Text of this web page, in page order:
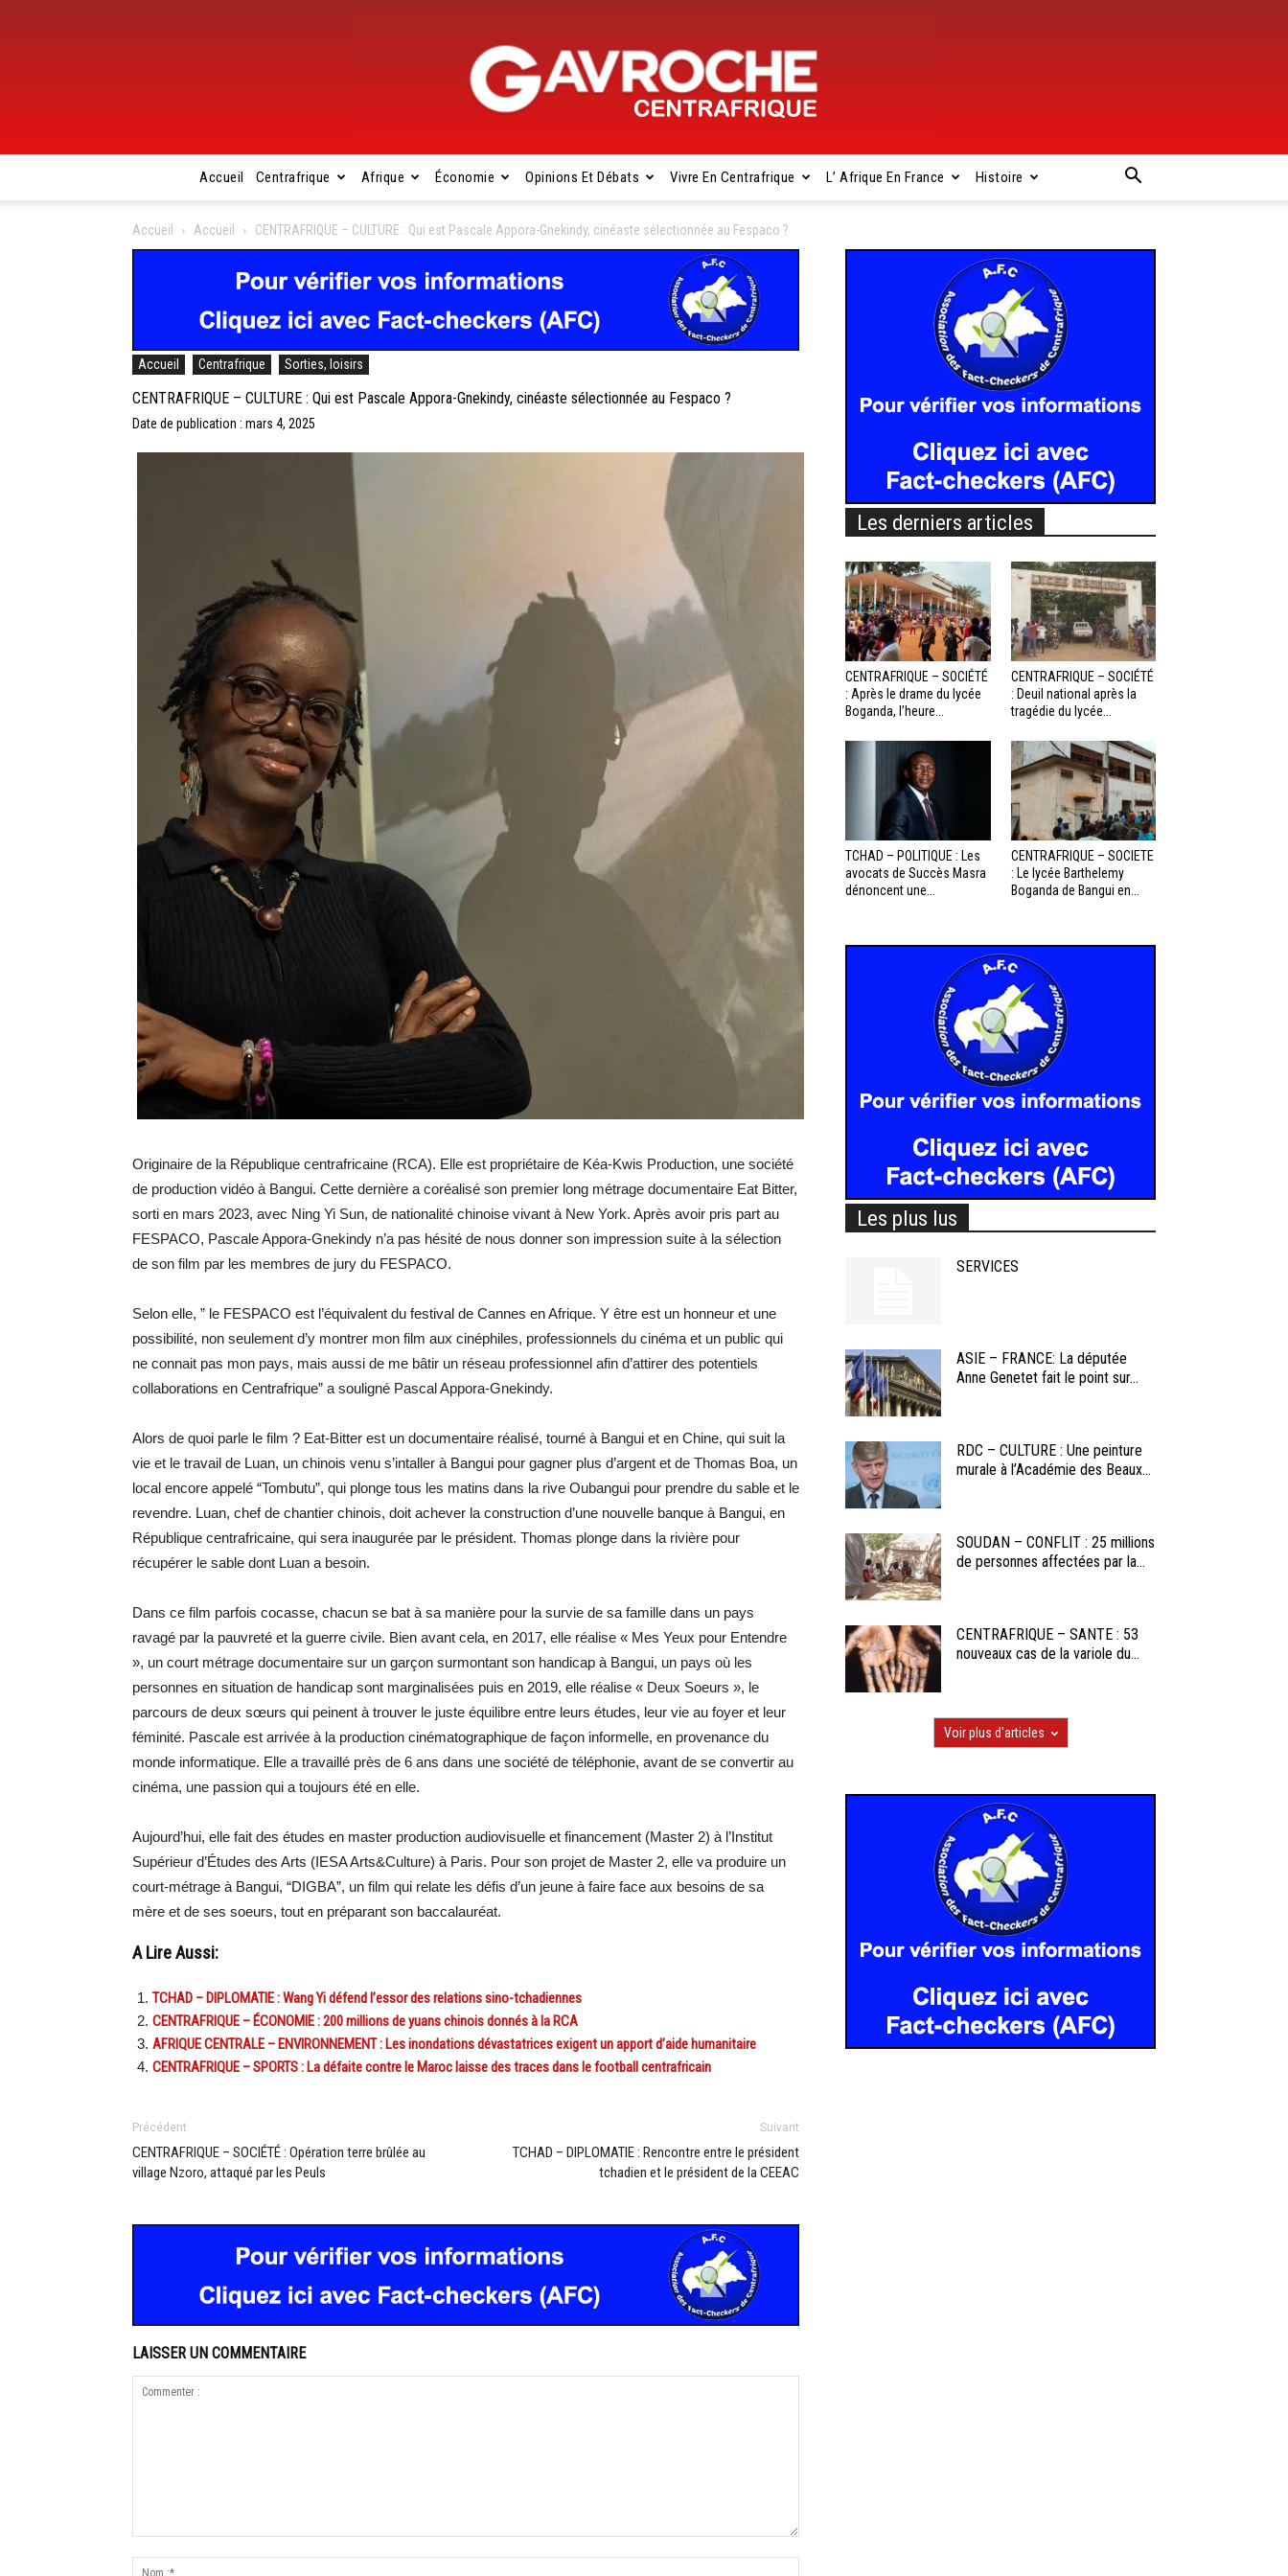
Centrafrique
Accueil Centrafrique Afrique Économie Opinions Et Débats Vivre En Centrafrique L’ Afrique En France Histoire
Accueil Accueil CENTRAFRIQUE – CULTURE : Qui est Pascale Appora-Gnekindy, cinéaste sélectionnée au Fespaco ?
Accueil Centrafrique Sorties, loisirs
CENTRAFRIQUE – CULTURE : Qui est Pascale Appora-Gnekindy, cinéaste sélectionnée au Fespaco ?
Date de publication : mars 4, 2025
Originaire de la République centrafricaine (RCA). Elle est propriétaire de Kéa-Kwis Production, une société
de production vidéo à Bangui. Cette dernière a coréalisé son premier long métrage documentaire Eat Bitter,
sorti en mars 2023, avec Ning Yi Sun, de nationalité chinoise vivant à New York. Après avoir pris part au
FESPACO, Pascale Appora-Gnekindy n’a pas hésité de nous donner son impression suite à la sélection
de son film par les membres de jury du FESPACO.
Selon elle, ” le FESPACO est l’équivalent du festival de Cannes en Afrique. Y être est un honneur et une
possibilité, non seulement d’y montrer mon film aux cinéphiles, professionnels du cinéma et un public qui
ne connait pas mon pays, mais aussi de me bâtir un réseau professionnel afin d’attirer des potentiels
collaborations en Centrafrique” a souligné Pascal Appora-Gnekindy.
Alors de quoi parle le film ? Eat-Bitter est un documentaire réalisé, tourné à Bangui et en Chine, qui suit la
vie et le travail de Luan, un chinois venu s’intaller à Bangui pour gagner plus d’argent et de Thomas Boa, un
local encore appelé “Tombutu”, qui plonge tous les matins dans la rive Oubangui pour prendre du sable et le
revendre. Luan, chef de chantier chinois, doit achever la construction d’une nouvelle banque à Bangui, en
République centrafricaine, qui sera inaugurée par le président. Thomas plonge dans la rivière pour
récupérer le sable dont Luan a besoin.
Dans ce film parfois cocasse, chacun se bat à sa manière pour la survie de sa famille dans un pays
ravagé par la pauvreté et la guerre civile. Bien avant cela, en 2017, elle réalise « Mes Yeux pour Entendre
», un court métrage documentaire sur un garçon surmontant son handicap à Bangui, un pays où les
personnes en situation de handicap sont marginalisées puis en 2019, elle réalise « Deux Soeurs », le
parcours de deux sœurs qui peinent à trouver le juste équilibre entre leurs études, leur vie au foyer et leur
féminité. Pascale est arrivée à la production cinématographique de façon informelle, en provenance du
monde informatique. Elle a travaillé près de 6 ans dans une société de téléphonie, avant de se convertir au
cinéma, une passion qui a toujours été en elle.
Aujourd’hui, elle fait des études en master production audiovisuelle et financement (Master 2) à l’Institut
Supérieur d’Études des Arts (IESA Arts&Culture) à Paris. Pour son projet de Master 2, elle va produire un
court-métrage à Bangui, “DIGBA”, un film qui relate les défis d’un jeune à faire face aux besoins de sa
mère et de ses soeurs, tout en préparant son baccalauréat.
A Lire Aussi:
TCHAD – DIPLOMATIE : Wang Yi défend l’essor des relations sino-tchadiennes
CENTRAFRIQUE – ÉCONOMIE : 200 millions de yuans chinois donnés à la RCA
AFRIQUE CENTRALE – ENVIRONNEMENT : Les inondations dévastatrices exigent un apport d’aide humanitaire
CENTRAFRIQUE – SPORTS : La défaite contre le Maroc laisse des traces dans le football centrafricain
Précédent
CENTRAFRIQUE – SOCIÉTÉ : Opération terre brûlée au
village Nzoro, attaqué par les Peuls
Suivant
TCHAD – DIPLOMATIE : Rencontre entre le président
tchadien et le président de la CEEAC
LAISSER UN COMMENTAIRE
Les derniers articles
CENTRAFRIQUE – SOCIÉTÉ
: Après le drame du lycée
Boganda, l’heure...
CENTRAFRIQUE – SOCIÉTÉ
: Deuil national après la
tragédie du lycée...
TCHAD – POLITIQUE : Les
avocats de Succès Masra
dénoncent une...
CENTRAFRIQUE – SOCIETE
: Le lycée Barthelemy
Boganda de Bangui en...
Les plus lus
SERVICES
ASIE – FRANCE: La députée
Anne Genetet fait le point sur...
RDC – CULTURE : Une peinture
murale à l’Académie des Beaux...
SOUDAN – CONFLIT : 25 millions
de personnes affectées par la...
CENTRAFRIQUE – SANTE : 53
nouveaux cas de la variole du...
Voir plus d'articles